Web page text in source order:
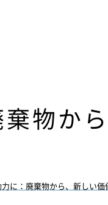
物か
に：廃棄物から、新しい価